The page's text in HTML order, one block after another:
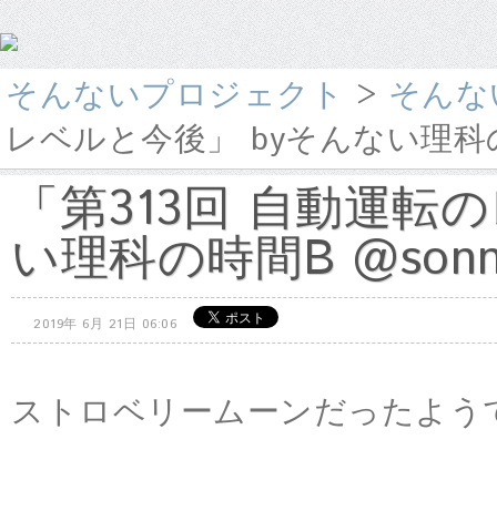
そんないプロジェクト > そん
レベルと今後」 byそんない理
「第313回 自動運転
い理科の時間B
2019年 6月 21日 06:06
ストロベリームーンだったよう